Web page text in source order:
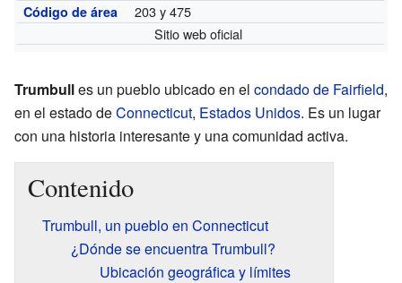
Código de área
203 y 475
Sitio web oficial
Trumbulles un pueblo ubicado en el condado de Fairfield,
en el estado deConnecticut, Estados Unidos. Es un lugar
con una historia interesante y una comunidad activa.
Contenido
Trumbull, un pueblo en Connecticut
¿Dónde se encuentra Trumbull?
Ubicación geográfica y límites